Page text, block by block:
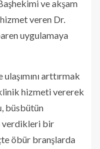
ve akşam
veren Dr.
uygulamaya
arttırmak
hizmeti vererek
büsbütün
verdikleri bir
öbür branşlarda